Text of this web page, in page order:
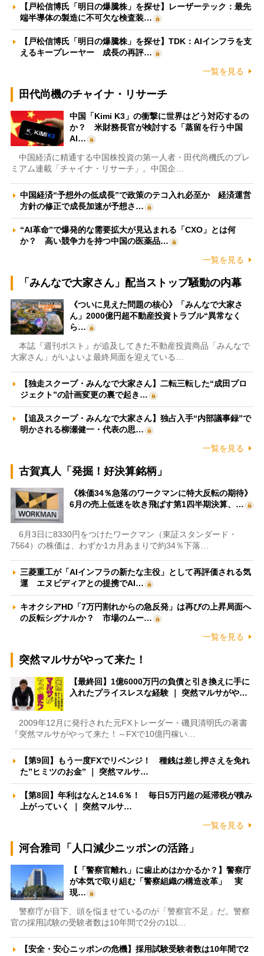
【戸松信博氏「明日の爆騰株」を探せ】レーザーテック：最先
端半導体の製造に不可欠な検査装…
【戸松信博氏「明日の爆騰株」を探せ】TDK：AIインフラを支
えるキープレーヤー 成長の再評…
一覧を見る
田代尚機のチャイナ・リサーチ
中国「Kimi K3」の衝撃に世界はどう対応するの
か？ 米財務長官が検討する「蒸留を行う中国
AI…
中国経済に精通する中国株投資の第一人者・田代尚機氏のプレ
ミアム連載「チャイナ・リサーチ」。中国企…
中国経済“予想外の低成長”で政策のテコ入れ必至か 経済運営
方針の修正で成長加速が予想さ…
“AI革命”で爆発的な需要拡大が見込まれる「CXO」とは何
か？ 高い競争力を持つ中国の医薬品…
一覧を見る
「みんなで大家さん」配当ストップ騒動の内幕
《ついに見えた問題の核心》「みんなで大家さ
ん」2000億円超不動産投資トラブル“異常なく
ら…
本誌『週刊ポスト』が追及してきた不動産投資商品「みんなで
大家さん」がいよいよ最終局面を迎えている…
【独走スクープ・みんなで大家さん】二転三転した“成田プロ
ジェクト”の計画変更の裏で起き…
【追及スクープ・みんなで大家さん】独占入手“内部議事録”で
明かされる柳瀬健一・代表の思…
一覧を見る
古賀真人「発掘！好決算銘柄」
《株価34％急落のワークマンに特大反転の期待》
6月の売上低迷を吹き飛ばす第1四半期決算、…
6月3日に8330円をつけたワークマン（東証スタンダード・
7564）の株価は、わずか1カ月あまりで約34％下落…
三菱重工が「AIインフラの新たな主役」として再評価される気
運 エヌビディアとの提携でAI…
キオクシアHD「7万円割れからの急反発」は再びの上昇局面へ
の反転シグナルか？ 市場のムー…
一覧を見る
突然マルサがやって来た！
【最終回】1億6000万円の負債と引き換えに手に
入れたプライスレスな経験 ｜ 突然マルサがや…
2009年12月に発行された元FXトレーダー・磯貝清明氏の著書
『突然マルサがやって来た！～FXで10億円稼い…
【第9回】もう一度FXでリベンジ！ 種銭は差し押さえを免れ
た”ヒミツのお金” ｜ 突然マルサ…
【第8回】年利はなんと14.6％！ 毎日5万円超の延滞税が積み
上がっていく ｜ 突然マルサ…
一覧を見る
河合雅司「人口減少ニッポンの活路」
【「警察官離れ」に歯止めはかかるか？】警察庁
が本気で取り組む「警察組織の構造改革」 実
現…
警察庁が目下、頭を悩ませているのが「警察官不足」だ。警察
官の採用試験の受験者数は10年間で2分の1以…
【安全・安心ニッポンの危機】採用試験受験者数は10年間で2